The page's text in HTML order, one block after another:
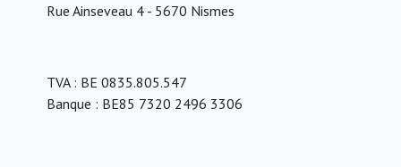
Rue Ainseveau 4 - 5670 Nismes
TVA : BE 0835.805.547
Banque : BE85 7320 2496 3306